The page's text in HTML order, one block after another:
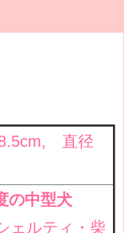
直径
の中型犬
ェルティ・柴